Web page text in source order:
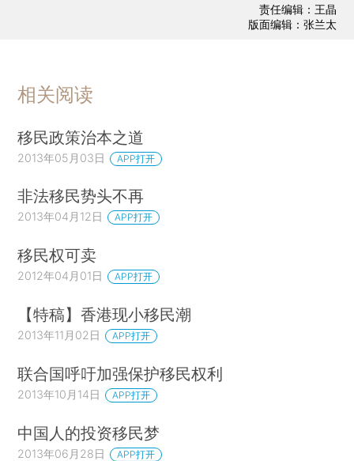
责任编辑：王晶
版面编辑：张兰太
相关阅读
移民政策治本之道
2013年05月03日 APP打开
非法移民势头不再
2013年04月12日 APP打开
移民权可卖
2012年04月01日 APP打开
【特稿】香港现小移民潮
2013年11月02日 APP打开
联合国呼吁加强保护移民权利
2013年10月14日 APP打开
中国人的投资移民梦
2013年06月28日 APP打开